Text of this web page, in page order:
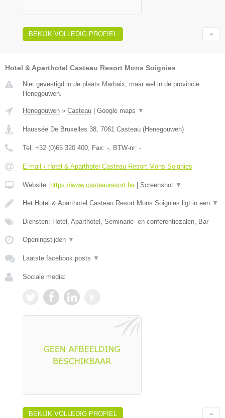
BEKIJK VOLLEDIG PROFIEL
Hotel & Aparthotel Casteau Resort Mons Soignies
Niet gevestigd in de plaats Marbaix, maar wel in de provincie
Henegouwen.
Henegouwen » Casteau Google maps ▼
Haussée De Bruxelles 38, 7061 Casteau (Henegouwen)
Tel: +32 (0)65 320 400, Fax: -, BTW-nr: -
E-mail › Hotel & Aparthotel Casteau Resort Mons Soignies
Website: https://www.casteauresort.be Screenshot ▼
Het Hotel & Aparthotel Casteau Resort Mons Soignies ligt in een ▼
Diensten: Hotel, Aparthotel, Seminarie- en conferentiezalen, Bar
Openingstijden ▼
Laatste facebook posts ▼
Sociale media:
BEKIJK VOLLEDIG PROFIEL